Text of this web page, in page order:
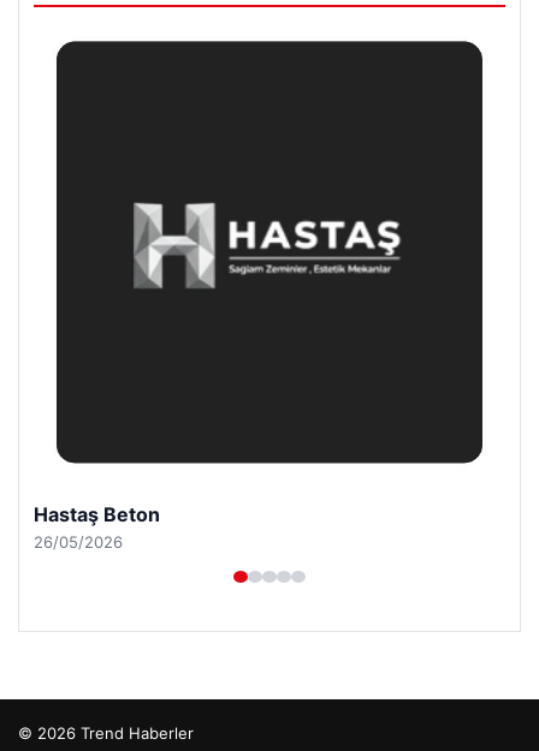
Prenses Night Club
29/04/2026
© 2026 Trend Haberler